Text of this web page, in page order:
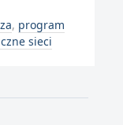
, program
sieci